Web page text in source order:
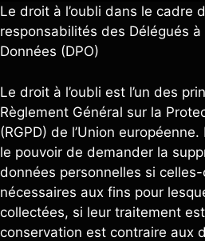
Le droit à l’oubli dans le cadre
responsabilités des Délégués
Données (DPO)
Le droit à l’oubli est l’un des
Règlement Général sur la
(RGPD) de l’Union
le pouvoir de demander la
données personnelles si
nécessaires aux fins pour
collectées, si leur traitement
conservation est contraire aux